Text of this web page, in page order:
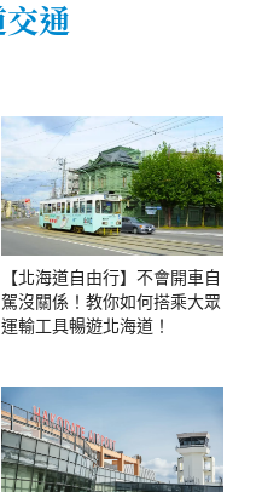
通
【北海道自由行】不會開車自
駕沒關係！教你如何搭乘大眾
運輸工具暢遊北海道！